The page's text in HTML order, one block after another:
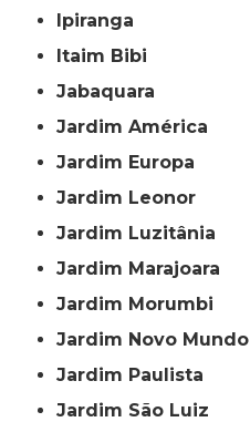
Ipiranga
Itaim Bibi
Jabaquara
Jardim América
Jardim Europa
Jardim Leonor
Jardim Luzitânia
Jardim Marajoara
Jardim Morumbi
Jardim Novo Mundo
Jardim Paulista
Jardim São Luiz